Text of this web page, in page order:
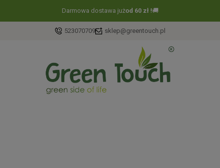
Darmowa dostawa jużod 60 zł !🚚
523070709 sklep@greentouch.pl